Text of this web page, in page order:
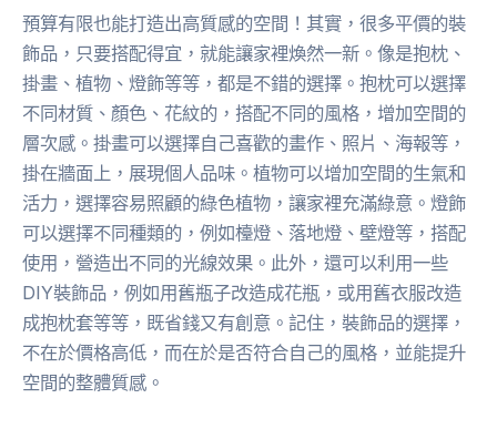
預算有限也能打造出高質感的空間！其實，很多平價的裝
飾品，只要搭配得宜，就能讓家裡煥然一新。像是抱枕、
掛畫、植物、燈飾等等，都是不錯的選擇。抱枕可以選擇
不同材質、顏色、花紋的，搭配不同的風格，增加空間的
層次感。掛畫可以選擇自己喜歡的畫作、照片、海報等，
掛在牆面上，展現個人品味。植物可以增加空間的生氣和
活力，選擇容易照顧的綠色植物，讓家裡充滿綠意。燈飾
可以選擇不同種類的，例如檯燈、落地燈、壁燈等，搭配
使用，營造出不同的光線效果。此外，還可以利用一些
DIY裝飾品，例如用舊瓶子改造成花瓶，或用舊衣服改造
成抱枕套等等，既省錢又有創意。記住，裝飾品的選擇，
不在於價格高低，而在於是否符合自己的風格，並能提升
空間的整體質感。